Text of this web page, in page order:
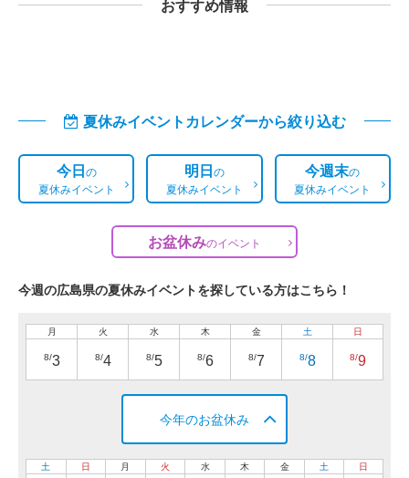
おすすめ情報
夏休みイベントカレンダーから絞り込む
今日の
夏休みイベント
明日の
夏休みイベント
今週末の
夏休みイベント
お盆休みのイベント
今週の広島県の夏休みイベントを探している方はこちら！
月
8/3
火
8/4
水
8/5
木
8/6
金
8/7
土
8/8
日
8/9
今年のお盆休み
土 日 月 火 水 木 金 土 日